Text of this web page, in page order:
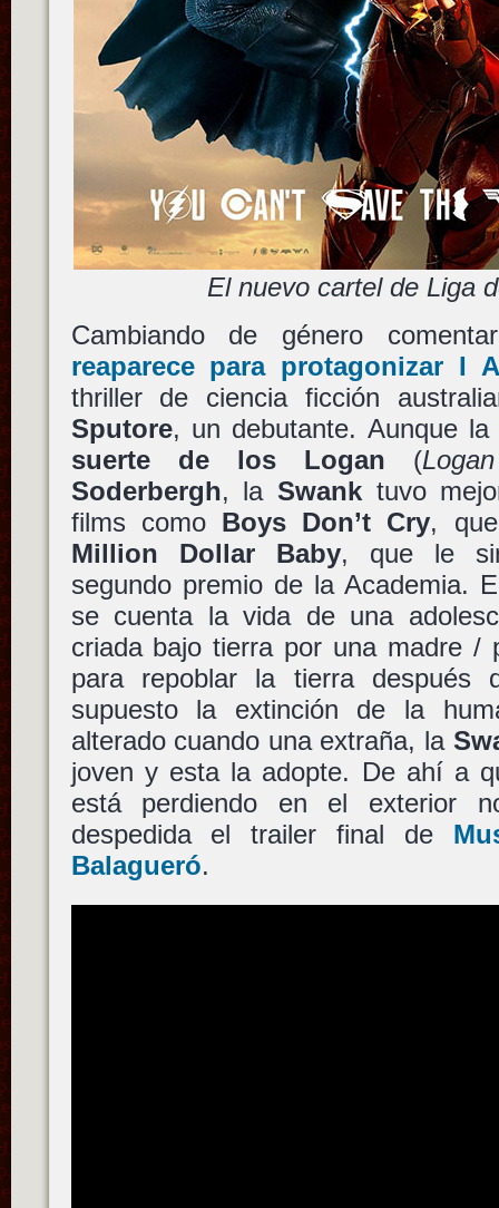
El nuevo cartel de Liga
Cambiando de género
reaparece para protagonizar I
thriller de ciencia ficción
Sputore, un debutante. Aunque
suerte de los Logan (
Soderbergh, la Swanktuvo
films como Boys Don’t Cry,
Million Dollar Baby, que le
segundo premio de la Academia.
se cuenta la vida de una
criada bajo tierra por una madre /
para repoblar la tierra después
supuesto la extinción de la
alterado cuando una extraña, la
joven y esta la adopte. De ahí a
está perdiendo en el exterior
despedida el trailer final de
Balagueró.